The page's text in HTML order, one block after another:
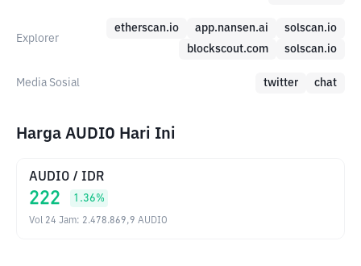
Explorer
etherscan.io app.nansen.ai
solscan.io
blockscout.com
solscan.io
Media Sosial twitter chat
Harga AUDIO Hari Ini
AUDIO / IDR
222 1.36%
Vol 24 Jam: 2.478.869,9 AUDIO